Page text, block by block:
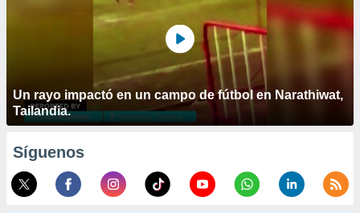
Un rayo impactó en un campo de fútbol en Narathiwat,
Tailandia.
Síguenos